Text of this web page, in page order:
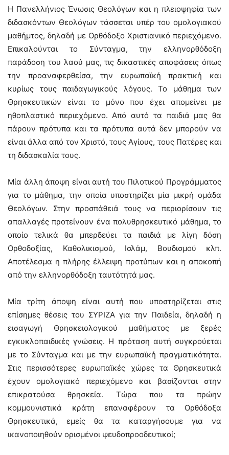
Η Πανελλήνιος Ένωσις Θεολόγων και η πλειοψηφία των
διδασκόντων Θεολόγων τάσσεται υπέρ του ομολογιακού
μαθήμτος, δηλαδή με Ορθόδοξο Χριστιανικό περιεχόμενο.
Επικαλούνται το Σύνταγμα, την ελληνορθόδοξη
παράδοση του λαού μας, τις δικαστικές αποφάσεις όπως
την προαναφερθείσα, την ευρωπαϊκή πρακτική και
κυρίως τους παιδαγωγικούς λόγους. Το μάθημα των
Θρησκευτικών είναι το μόνο που έχει απομείνει με
ηθοπλαστικό περιεχόμενο. Από αυτό τα παιδιά μας θα
πάρουν πρότυπα και τα πρότυπα αυτά δεν μπορούν να
είναι άλλα από τον Χριστό, τους Αγίους, τους Πατέρες και
τη διδασκαλία τους.
Μία άλλη άποψη είναι αυτή του Πιλοτικού Προγράμματος
για το μάθημα, την οποία υποστηρίζει μία μικρή ομάδα
Θεολόγων. Στην προσπάθειά τους να περιορίσουν τις
απαλλαγές προτείνουν ένα πολυθρησκευτικό μάθημα, το
οποίο τελικά θα μπερδεύει τα παιδιά με λίγη δόση
Ορθοδοξίας, Καθολικισμού, Ισλάμ, Βουδισμού κλπ.
Αποτέλεσμα η πλήρης έλλειψη προτύπων και η αποκοπή
από την ελληνορθόδοξη ταυτότητά μας.
Μία τρίτη άποψη είναι αυτή που υποστηρίζεται στις
επίσημες θέσεις του ΣΥΡΙΖΑ για την Παιδεία, δηλαδή η
εισαγωγή Θρησκειολογικού μαθήματος με ξερές
εγκυκλοπαιδικές γνώσεις. Η πρόταση αυτή συγκρούεται
με το Σύνταγμα και με την ευρωπαϊκή πραγματικότητα.
Στις περισσότερες ευρωπαϊκές χώρες τα Θρησκευτικά
έχουν ομολογιακό περιεχόμενο και βασίζονται στην
επικρατούσα θρησκεία. Τώρα που τα πρώην
κομμουνιστικά κράτη επαναφέρουν τα Ορθόδοξα
Θρησκευτικά, εμείς θα τα καταργήσουμε για να
ικανοποιηθούν ορισμένοι ψευδοπροοδευτικοί;